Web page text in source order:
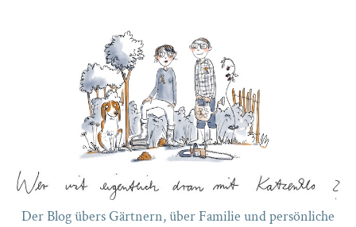
Der Blog übers Gärtnern, über Familie und persönliche